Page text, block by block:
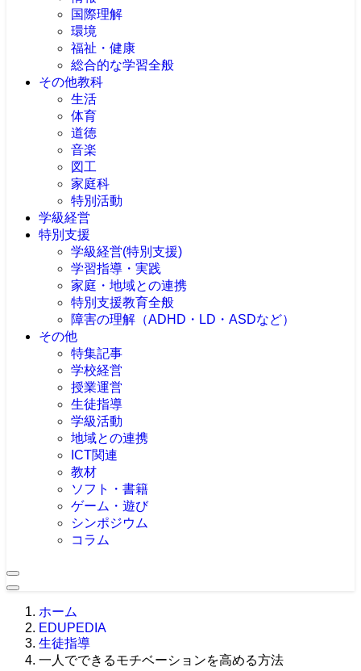
国際理解
環境
福祉・健康
総合的な学習全般
その他教科
生活
体育
道徳
音楽
図工
家庭科
特別活動
学級経営
特別支援
学級経営(特別支援)
学習指導・実践
家庭・地域との連携
特別支援教育全般
障害の理解（ADHD・LD・ASDなど）
その他
特集記事
学校経営
授業運営
生徒指導
学級活動
地域との連携
ICT関連
教材
ソフト・書籍
ゲーム・遊び
シンポジウム
コラム
ホーム
EDUPEDIA
生徒指導
一人でできるモチベーションを高める方法